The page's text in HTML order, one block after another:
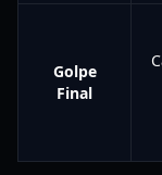
Golpe
Final